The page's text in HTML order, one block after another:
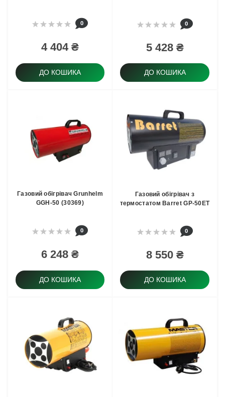
0
4 404 ₴
ДО КОШИКА
0
5 428 ₴
ДО КОШИКА
Газовий обігрівач Grunhelm
GGH-50 (30369)
0
6 248 ₴
ДО КОШИКА
Газовий обігрівач з
термостатом Barret GP-50ET
0
8 550 ₴
ДО КОШИКА